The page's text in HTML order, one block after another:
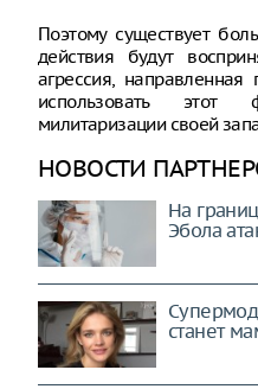
Поэтому существует
действия будут
агрессия,
использовать
милитаризации своей
НОВОСТИ
На
Эбола
станет